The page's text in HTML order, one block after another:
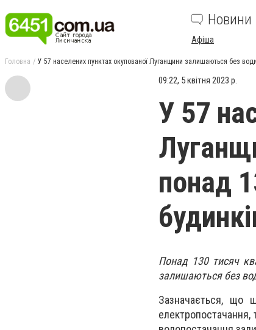
Новини
Афіша
Головна У 57 населених пунктах окупованої Луганщини залишаються без
09:22, 5 квітня 2023 р.
У 57
понад
Понад 130 тисяч
залишаються без
Зазначається, що